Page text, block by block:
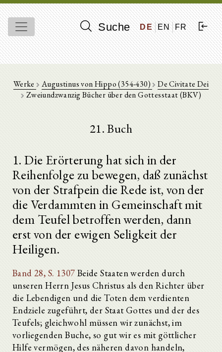
Suche DE EN FR
Werke Augustinus von Hippo (354-430) De Civitate Dei
Zweiundzwanzig Bücher über den Gottesstaat (BKV)
21. Buch
1. Die Erörterung hat sich in der
Reihenfolge zu bewegen, daß zunächst
von der Strafpein die Rede ist, von der
die Verdammten in Gemeinschaft mit
dem Teufel betroffen werden, dann
erst von der ewigen Seligkeit der
Heiligen.
Band 28, S. 1307 Beide Staaten werden durch
unseren Herrn Jesus Christus als den Richter über
die Lebendigen und die Toten dem verdienten
Endziele zugeführt, der Staat Gottes und der des
Teufels; gleichwohl müssen wir zunächst, im
vorliegenden Buche, so gut wir es mit göttlicher
Hilfe vermögen, des näheren davon handeln,